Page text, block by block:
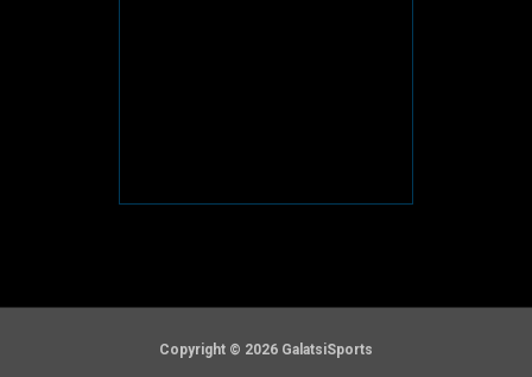
Copyright © 2026 GalatsiSports